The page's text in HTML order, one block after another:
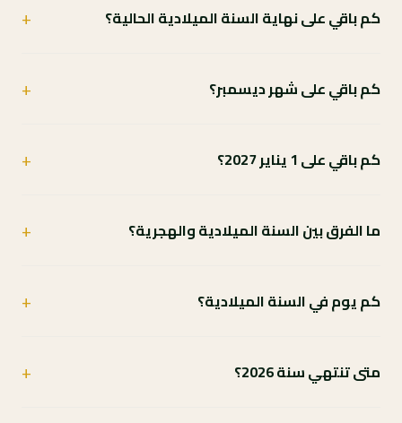
كم باقي على نهاية السنة الميلادية الحالية؟ +
كم باقي على شهر ديسمبر؟ +
كم باقي على 1 يناير 2027؟ +
ما الفرق بين السنة الميلادية والهجرية؟ +
كم يوم في السنة الميلادية؟ +
متى تنتهي سنة 2026؟ +